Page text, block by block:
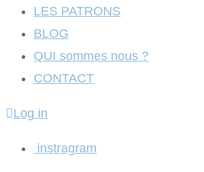
LES PATRONS
BLOG
QUI sommes nous ?
CONTACT
Log in
instragram